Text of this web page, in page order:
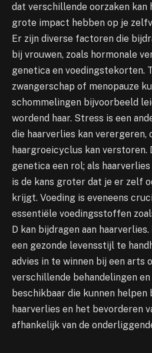
dat verschillende oorzaken kan
grote impact hebben op je
Er zijn diverse factoren die
bij vrouwen, zoals hormonale
genetica en voedingstekorten.
zwangerschap of menopauze
schommelingen bijvoorbeeld
wordend haar. Stress is een
die haarverlies kan verergeren,
haargroeicyclus kan verstoren.
genetica een rol; als
is de kans groter dat je er zelf
krijgt. Voeding is eveneens
essentiële voedingsstoffen
D kan bijdragen aan
een gezonde levensstijl te
advies in te winnen bij een arts
verschillende behandelingen
beschikbaar die kunnen
haarverlies en het bevorderen
afhankelijk van de